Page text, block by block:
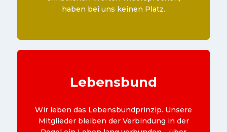
haben bei uns keinen Platz.
Lebensbund
Wir leben das Lebensbundprinzip. Unsere
Mitglieder bleiben der Verbindung in der